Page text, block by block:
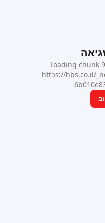
https://